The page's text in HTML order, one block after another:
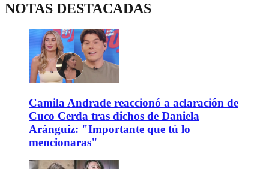
NOTAS DESTACADAS
Camila Andrade reaccionó a aclaración de
Cuco Cerda tras dichos de Daniela
Aránguiz: "Importante que tú lo
mencionaras"